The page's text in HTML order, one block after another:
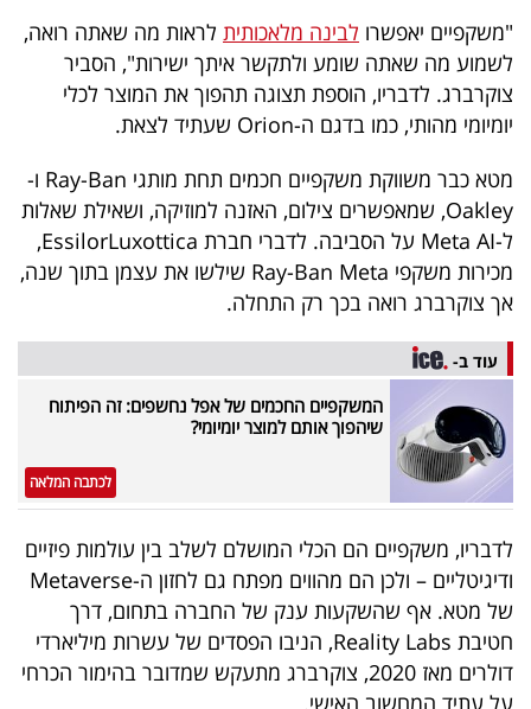
הכלכלי
פודקאסט
40
UNDER
40
שיתופי
דרושים
ניוזלטרים
מייל
אדום
"משקפיים יאפשרו לבינה מלאכותית לראות מה שאתה רואה,
לשמוע מה שאתה שומע ולתקשר איתך ישירות", הסביר
צוקרברג. לדבריו, הוספת תצוגה תהפוך את המוצר לכלי
יומיומי מהותי, כמו בדגם ה-Orion שעתיד לצאת.
מטא כבר משווקת משקפיים חכמים תחת מותגי Ray-Ban ו-
Oakley, שמאפשרים צילום, האזנה למוזיקה, ושאילת שאלות
ל-Meta AI על הסביבה. לדברי חברת EssilorLuxottica,
מכירות משקפי Ray-Ban Meta שילשו את עצמן בתוך שנה,
אך צוקרברג רואה בכך רק התחלה.
עוד ב-
המשקפיים החכמים של אפל נחשפים: זה הפיתוח
שיהפוך אותם למוצר יומיומי?
לכתבה המלאה
לדבריו, משקפיים הם הכלי המושלם לשלב בין עולמות פיזיים
ודיגיטליים – ולכן הם מהווים מפתח גם לחזון ה-Metaverse
של מטא. אף שהשקעות ענק של החברה בתחום, דרך
חטיבת Reality Labs, הניבו הפסדים של עשרות מיליארדי
דולרים מאז 2020, צוקרברג מתעקש שמדובר בהימור הכרחי